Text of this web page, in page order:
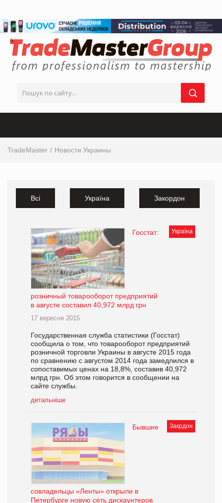
TradeMaster Новости Украины
Всі Україна Закордон
Україна
Госстат:
розничный товарооборот предприятий
в августе составил 40,972 млрд грн
17 вересня 2015
Государственная служба статистики (Госстат)
сообщила о том, что товарооборот предприятий
розничной торговли Украины в августе 2015 года
по сравнению с августом 2014 года замедлился в
сопоставимых ценах на 18,8%, составив 40,972
млрд грн. Об этом говорится в сообщении на
сайте службы.
детальніше
Закрдон
Бывшие
совладельцы «Ленты» открыли в
Петербурге новую сеть дискаунтеров